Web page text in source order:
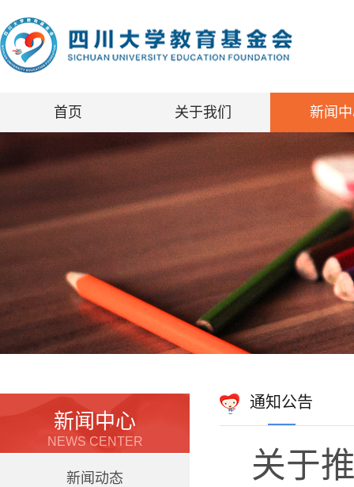
首页 关于我们 新闻
新闻中心
NEWS CENTER
新闻动态
通知公告
关于